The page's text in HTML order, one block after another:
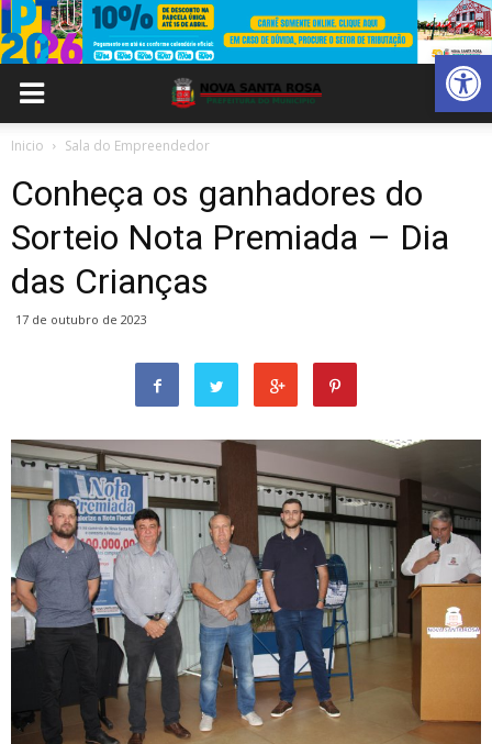
Abrir
Inicio Sala do Empreendedor
Conheça os ganhadores do
Sorteio Nota Premiada – Dia
das Crianças
17 de outubro de 2023